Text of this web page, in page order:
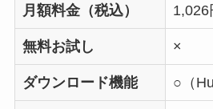
月額料金（税込） 1,026
無料お試し ×
ダウンロード機能 ○（